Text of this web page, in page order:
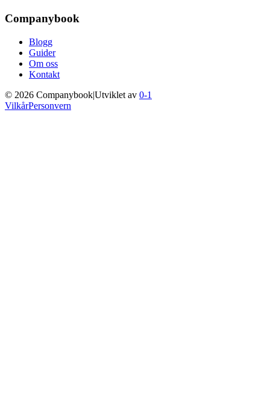
Companybook
Blogg
Guider
Om oss
Kontakt
© 2026 Companybook|Utviklet av 0-1
VilkårPersonvern